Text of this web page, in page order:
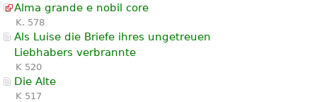
Alma grande e nobil core
K. 578
Als Luise die Briefe ihres ungetreuen
Liebhabers verbrannte
K 520
Die Alte
K 517